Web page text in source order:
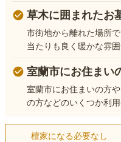
草木に囲まれたお
市街地から離れた場所
当たりも良く暖かな雰囲
室蘭市にお住まい
室蘭市にお住まいの方
の方などのいくつか利用
檀家になる必要なし